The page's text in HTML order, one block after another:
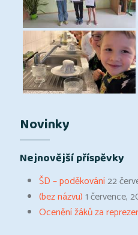
Novinky
Nejnovější příspěvky
ŠD – poděkování22
(bez názvu)1 července,
Ocenění žáků za